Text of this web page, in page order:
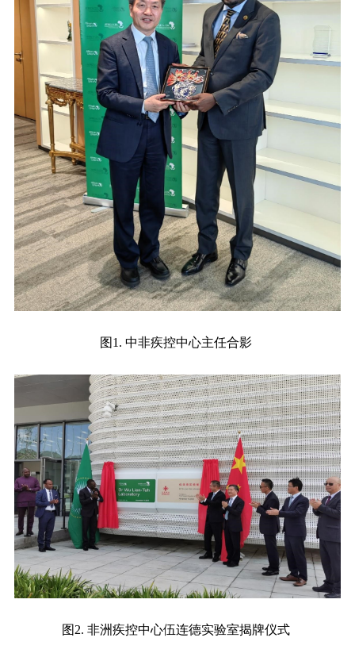
图1. 中非疾控中心主任合影
图2. 非洲疾控中心伍连德实验室揭牌仪式